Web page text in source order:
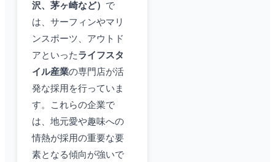
沢、茅ヶ崎など） で
は、サーフィンやマリ
ンスポーツ、アウトド
アといったライフスタ
イル産業の専門店が活
発な採用を行っていま
す。これらの企業で
は、地元愛や趣味への
情熱が採用の重要な要
素となる傾向が強いで